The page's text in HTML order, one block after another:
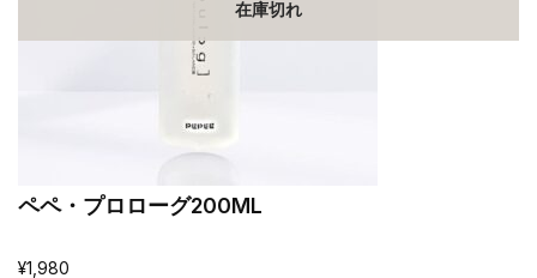
在庫切れ
ペペ・プロローグ200ML
¥1,980